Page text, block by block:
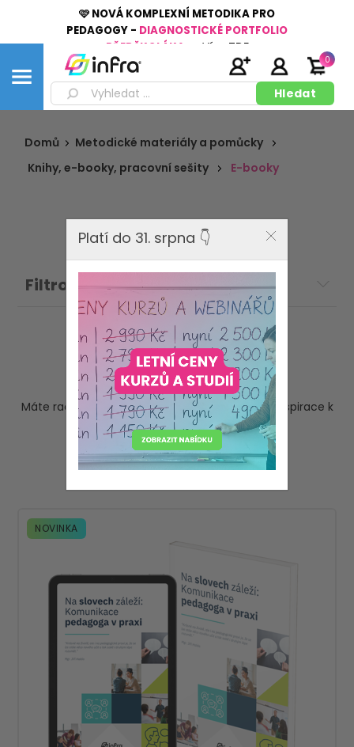
🩷 NOVÁ KOMPLEXNÍ METODIKA PRO
PEDAGOGY - DIAGNOSTICKÉ PORTFOLIO
PŘEDŠKOLÁKA
Více ZDE
0
Domů
Metodické materiály a pomůcky
Knihy, e-booky, pracovní sešity
E-booky
Filtrovat:
E-booky
Máte raději e-book? Vyberte si zdroj učitelské inspirace k
výuce v elektronické podobě.
Nejprodávanější
NOVINKA
Platí do 31. srpna 👇